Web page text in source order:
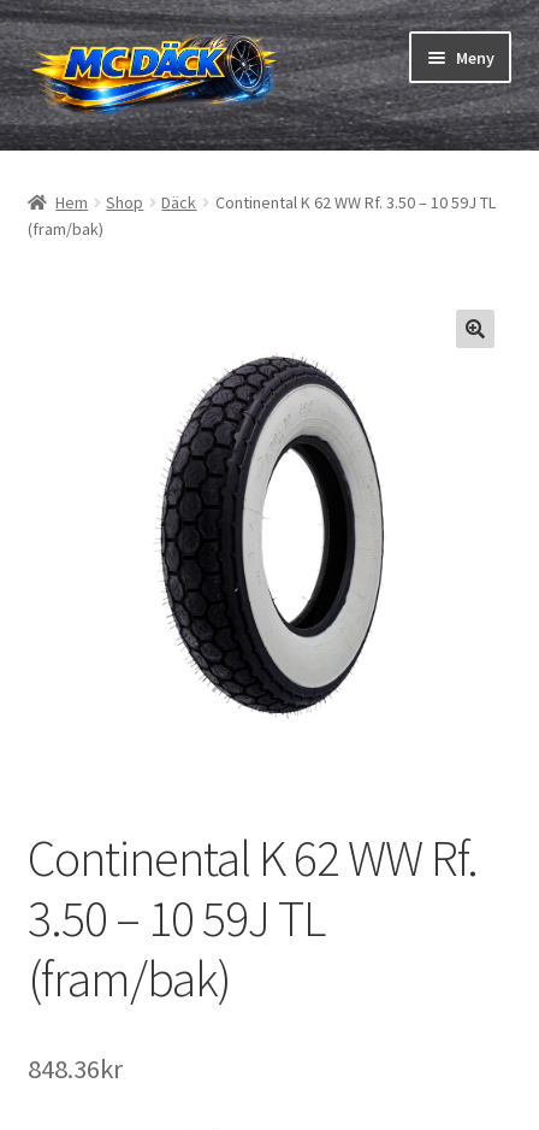
Hoppa
till
navigering
Hoppa
till
innehåll
Meny
Däck
Slangar & fälgband
Hem Shop Däck
Continental K 62 WW Rf. 3.50 – 10 59J TL
(fram/bak)
Continental K 62 WW Rf.
3.50 – 10 59J TL
(fram/bak)
848.36kr